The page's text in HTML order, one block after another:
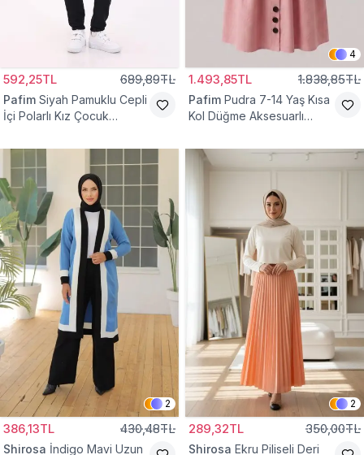
592,25TL 689,89TL
Pafim Siyah Pamuklu Cepli
İçi Polarlı Kız Çocuk
4
1.493,85TL 1.838,85TL
Pafim Pudra 7-14 Yaş Kısa
Kol Düğme Aksesuarlı
2
386,13TL 430,48TL
Shirosa İndigo Mavi Uzun
2
289,32TL 350,00TL
Shirosa Ekru Piliseli Deri